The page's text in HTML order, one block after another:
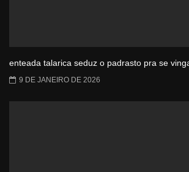
enteada talarica seduz o padrasto pra se
9 DE JANEIRO DE 2026